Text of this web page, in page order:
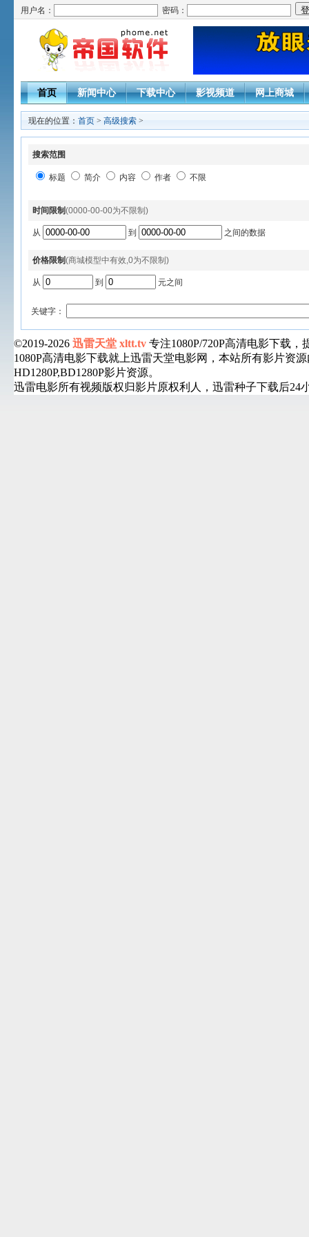
用户名： 密码：
首页 新闻中心 下载中心 影视频道 网上商城
现在的位置： 首页 > 高级搜索 >
搜索范围
标题 简介 内容 作者 不限
时间限制(0000-00-00为不限制)
从 到 之间的数据
价格限制(商城模型中有效,0为不限制)
从 到 元之间
关键字：
©2019-2026 迅雷天堂 xltt.tv 专注1080P/720P高清电影下载
1080P高清电影下载就上迅雷天堂电影网，本站所有影片资
HD1280P,BD1280P影片资源。
迅雷电影所有视频版权归影片原权利人，迅雷种子下载后